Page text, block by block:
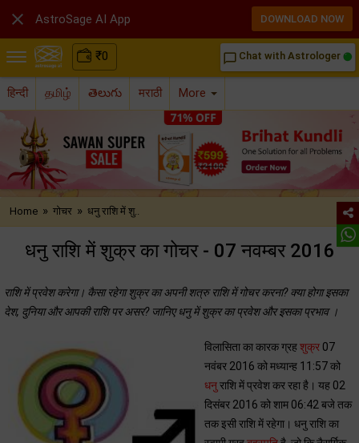
₹0 chat_bubble_outline Chat with Astrologer
हिन्दी தமிழ் తెలుగు मराठी More
Home » गोचर » धनु राशि में शु..
धनु राशि में शुक्र का गोचर - 07 नवम्बर 2016
राशि में प्रवेश करेगा। कैसा रहेगा शुक्र का अपनी शत्रु राशि में गोचर करना? क्या होगा इसका
देश, दुनिया और आपकी राशि पर असर? जानिए धनु में शुक्र का प्रवेश और इसका प्रभाव ।
विलासिता का कारक ग्रहशुक्र 07
नवंबर 2016 को मध्यान्ह 11:57 को
धनुराशि में प्रवेश कर रहा है। यह 02
दिसंबर 2016 को शाम 06:42 बजे तक
तक इसी राशि में रहेगा। धनु राशि का
 AstroSage AI App DOWNLOAD NOW